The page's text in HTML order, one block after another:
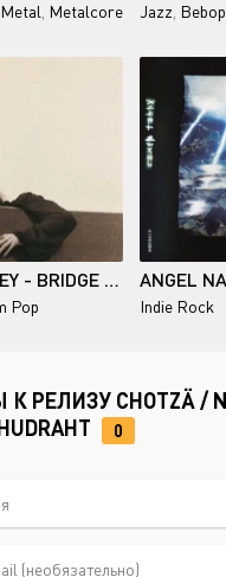
Metalcore Jazz Bebop
MAD HONEY - BRIDGE OVER CUMBERLAND
Pop Indie Rock
РЕЛИЗУ CHOTZÄ /
0